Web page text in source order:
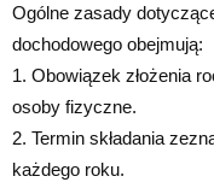
Ogólne zasady
dochodowego obejmują:
1. Obowiązek złożenia
osoby fizyczne.
2. Termin składania
każdego roku.